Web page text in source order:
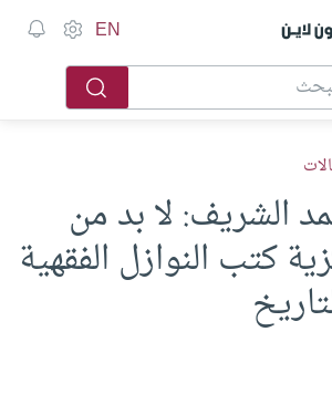
أون لاين EN
الشريف: لا بد من
كتب النوازل الفقهية